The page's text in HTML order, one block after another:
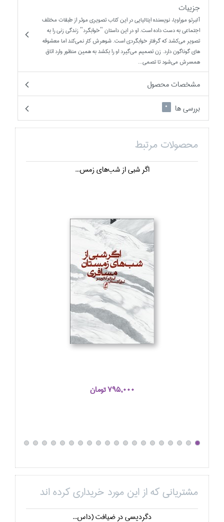
جزییات
آلبرتو موراويا، نويسنده ايتاليايي در اين كتاب تصويري موثر از طبقات مختلف
اجتماعي به دست داده است. او در اين داستان "خوابگرد" زندگي زني را به
تصوير مي‌كشد كه گرفتار خوابگردي است. شوهرش كار نمي‌كند اما معشوقه
هاي گوناگون دارد. زن تصميم مي‌گيرد او را بكشد به همين منظور وارد اتاق
همسرش مي‌شود تا تصمي...
مشخصات محصول
بررسی ها
0
محصولات مرتبط
اگر شبي از شب‌هاي زمس...
795,000 تومان
مشتریانی که از این مورد خریداری کرده اند
دگرديسي در ضيافت (داس...